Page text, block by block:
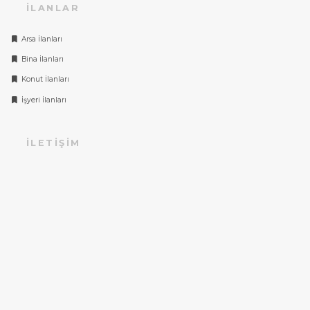
İLANLAR
Arsa İlanları
Bina İlanları
Konut İlanları
İşyeri İlanları
İLETIŞIM